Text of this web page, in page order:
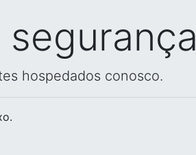
hospedados conosco.